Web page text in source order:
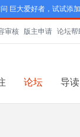
巨大爱好者，试试添
审核 版主申请 论坛帮
论坛 导读